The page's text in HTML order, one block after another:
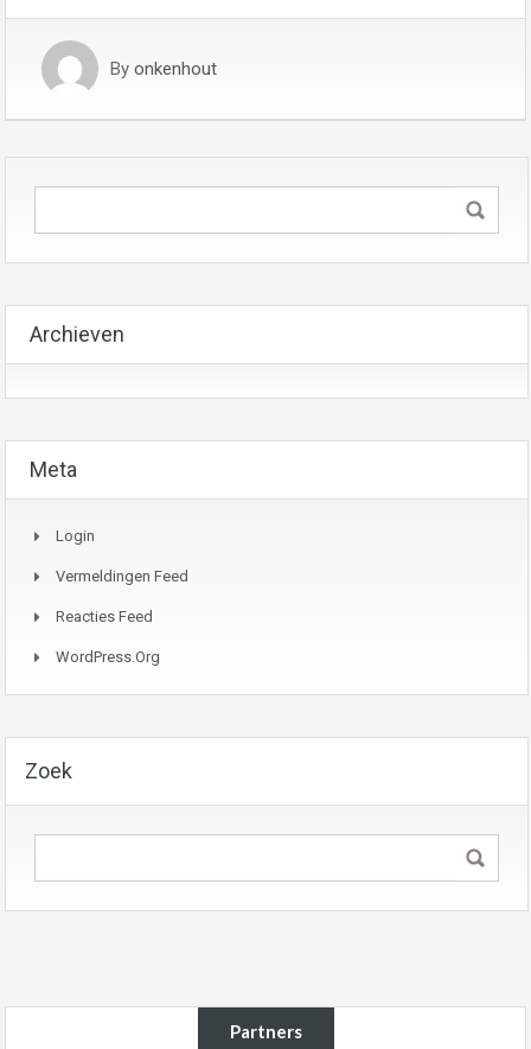
By onkenhout
Archieven
Meta
Login
Vermeldingen Feed
Reacties Feed
WordPress.org
Zoek
Partners